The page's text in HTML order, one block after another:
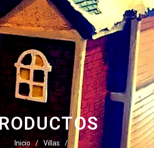
Inicio / Villas
/